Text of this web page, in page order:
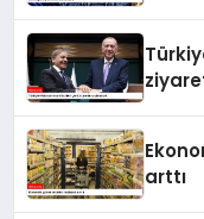
arttı